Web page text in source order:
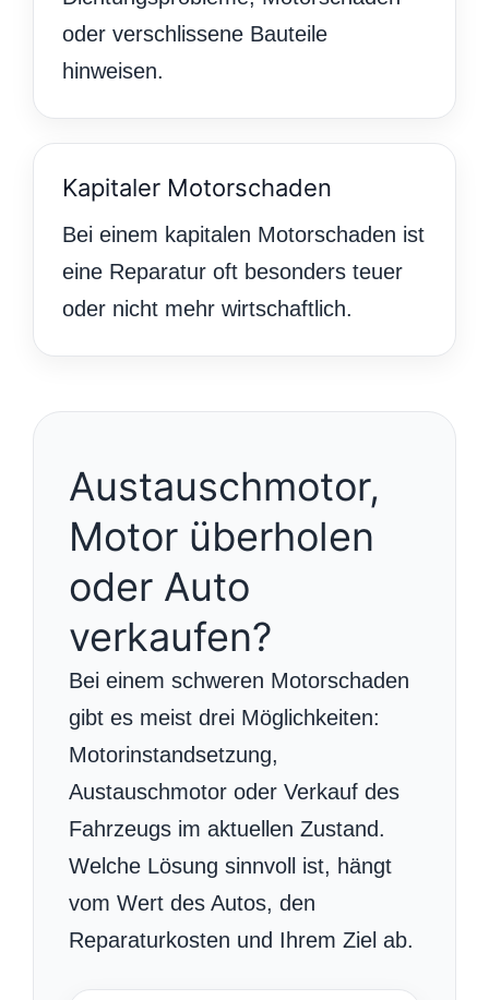
oder verschlissene Bauteile
hinweisen.
Kapitaler Motorschaden
Bei einem kapitalen Motorschaden ist
eine Reparatur oft besonders teuer
oder nicht mehr wirtschaftlich.
Austauschmotor,
Motor überholen
oder Auto
verkaufen?
Bei einem schweren Motorschaden
gibt es meist drei Möglichkeiten:
Motorinstandsetzung,
Austauschmotor oder Verkauf des
Fahrzeugs im aktuellen Zustand.
Welche Lösung sinnvoll ist, hängt
vom Wert des Autos, den
Reparaturkosten und Ihrem Ziel ab.